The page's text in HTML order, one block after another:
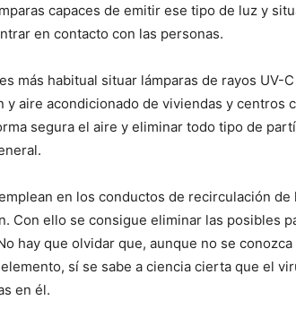
capaces de emitir ese tipo de luz y
en contacto con las personas.
más habitual situar lámparas de rayos UV-
y aire acondicionado de viviendas y centros
segura el aire y eliminar todo tipo de
en los conductos de recirculación de
Con ello se consigue eliminar las posibles
hay que olvidar que, aunque no se
sí se sabe a ciencia cierta que el
en él.